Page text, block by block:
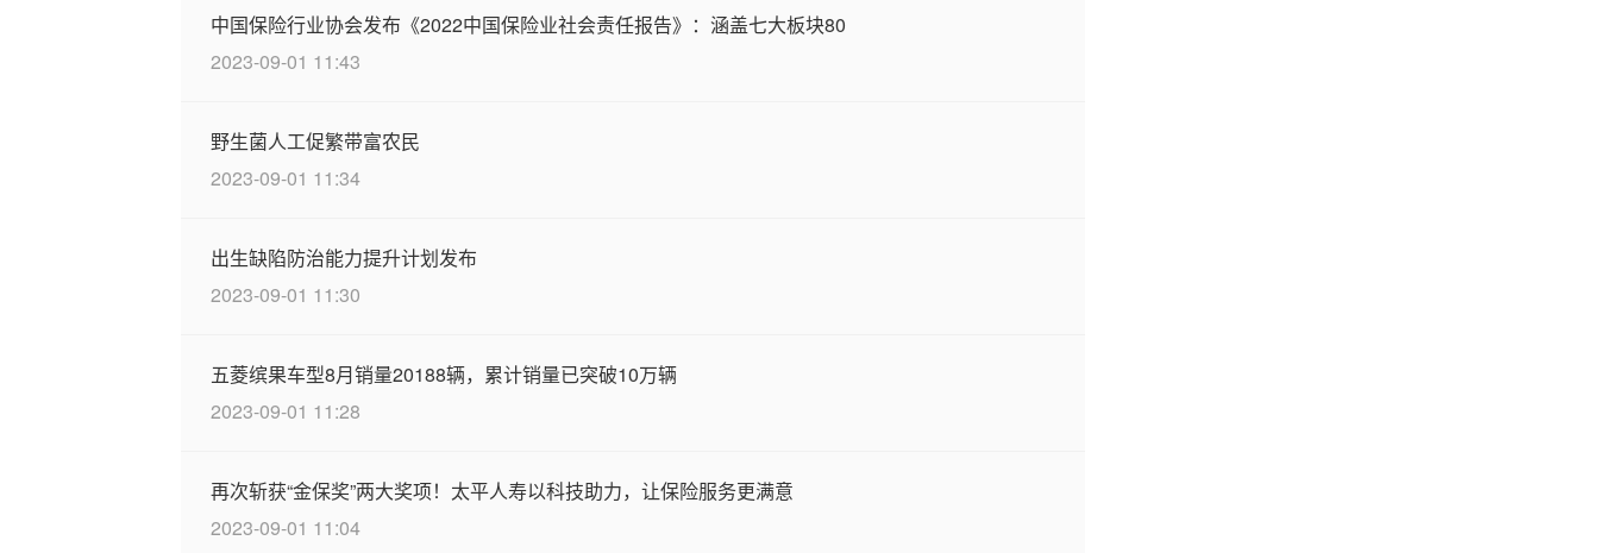
中国保险行业协会发布《2022中国保险业社会责任报告》：涵盖七大板块80
2023-09-01 11:43
野生菌人工促繁带富农民
2023-09-01 11:34
出生缺陷防治能力提升计划发布
2023-09-01 11:30
五菱缤果车型8月销量20188辆，累计销量已突破10万辆
2023-09-01 11:28
再次斩获“金保奖”两大奖项！太平人寿以科技助力，让保险服务更满意
2023-09-01 11:04